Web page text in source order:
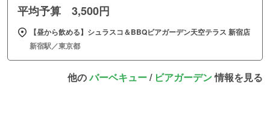
平均予算 3,500円
【昼から飲める】シュラスコ＆BBQビアガーデン天空テラス 新宿店
新宿駅／東京都
他のバーベキュー/ ビアガーデン情報を見る